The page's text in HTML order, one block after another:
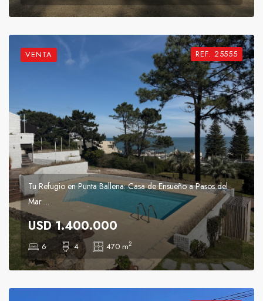
VENTA REF. 25555
Tu Refugio en Punta Ballena: Casa de Ensueño a Pasos del
Mar ...
USD 1.400.000
6 4 470 m2